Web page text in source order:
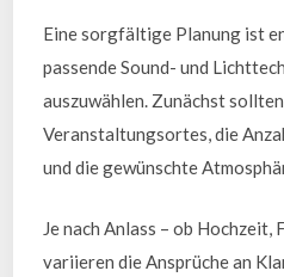
Eine sorgfältige Planung ist
passende Sound- und
auszuwählen. Zunächst
Veranstaltungsortes, die
und die gewünschte
Je nach Anlass – ob
variieren die Ansprüche an